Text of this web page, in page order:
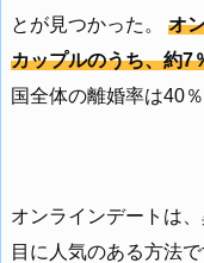
とが見つかった。 オ
カップルのうち、約7
国全体の離婚率は40
オンラインデートは
目に人気のある方法